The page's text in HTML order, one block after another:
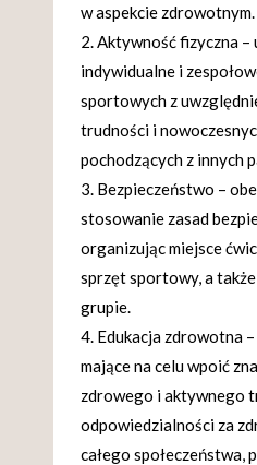
w aspekcie zdrowotnym.
Aktywność fizyczna –
indywidualne i
sportowych z
trudności i
pochodzących z innych
Bezpieczeństwo –
stosowanie zasad
organizując miejsce
sprzęt sportowy, a
grupie.
Edukacja zdrowotna
mające na celu wpoić
zdrowego i aktywnego
odpowiedzialności za
całego społeczeństwa,